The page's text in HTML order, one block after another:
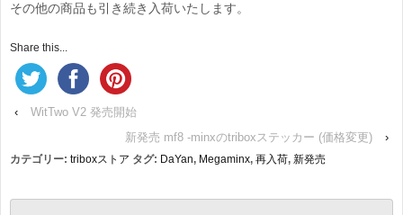
その他の商品も引き続き入荷いたします。
Share this...
‹
WitTwo V2 発売開始
新発売 mf8 -minxのtriboxステッカー (価格変更)
›
カテゴリー: triboxストア タグ: DaYan, Megaminx, 再入荷, 新発売